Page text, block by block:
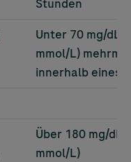
Stunden
Unter 70 mg/dL
mmol/L)
innerhalb eines
Über 180 mg/dL
mmol/L)